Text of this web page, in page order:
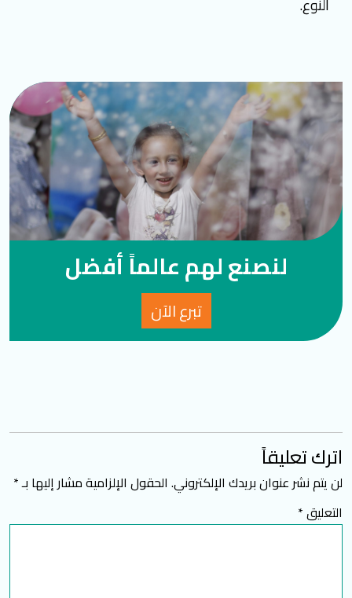
لنصنع لهم عالماً أفضل
تبرع الآن
اترك تعليقاً
لن يتم نشر عنوان بريدك الإلكتروني. الحقول الإلزامية مشار إليها بـ*
التعليق*